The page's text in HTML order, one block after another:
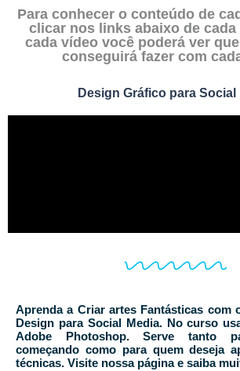
Para conhecer o conteúdo de
clicar nos links abaixo de cada
cada vídeo você poderá ver
conseguirá fazer com
Design Gráfico para Social
Aprenda a Criar artes Fantásticas com
Design para Social Media. No curso
Adobe Photoshop. Serve tanto
começando como para quem deseja
técnicas. Visite nossa página e saiba